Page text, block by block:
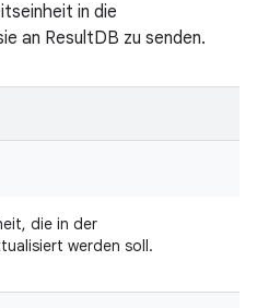
in die
an ResultDB zu senden.
die in der
werden soll.